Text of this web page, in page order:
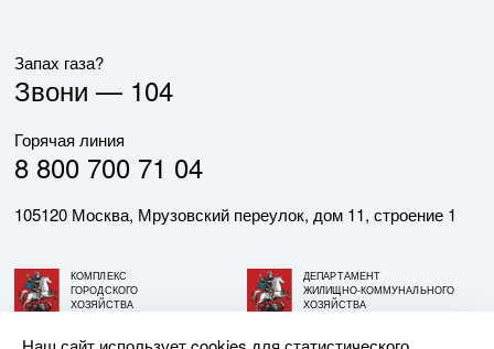
Запах газа?
Звони — 104
Горячая линия
8 800 700 71 04
105120 Москва, Мрузовский переулок, дом 11, строение 1
КОМПЛЕКС
ГОРОДСКОГО
ХОЗЯЙСТВА
ДЕПАРТАМЕНТ
ЖИЛИЩНО-КОММУНАЛЬНОГО
ХОЗЯЙСТВА